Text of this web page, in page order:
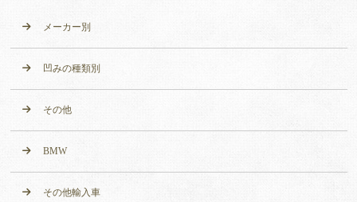
メーカー別
凹みの種類別
その他
BMW
その他輸入車